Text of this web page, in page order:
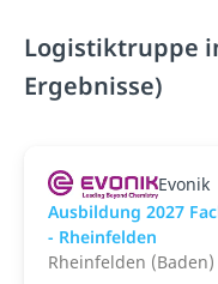
Logistiktruppe
Ergebnisse)
Evonik
Ausbildung 2027
- Rheinfelden
Rheinfelden (Baden)